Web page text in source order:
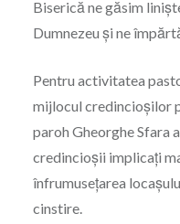
Biserică ne găsim
Dumnezeu și ne
Pentru activitatea
mijlocul credincioșilor
paroh Gheorghe Sfara
credincioșii implicați
înfrumusețarea
cinstire.